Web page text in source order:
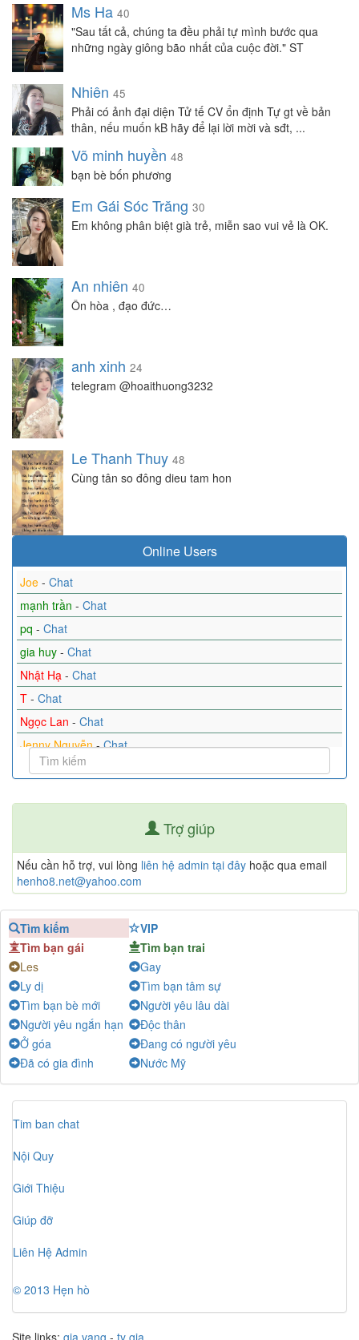
Ms Ha 40
"Sau tất cả, chúng ta đều phải tự mình bước qua
những ngày giông bão nhất của cuộc đời." ST
Nhiên 45
Phải có ảnh đại diện Tử tế CV ổn định Tự gt về bản
thân, nếu muốn kB hãy để lại lời mời và sđt, ...
Võ minh huyền 48
bạn bè bốn phương
Em Gái Sóc Trăng 30
Em không phân biệt già trẻ, miễn sao vui vẻ là OK.
An nhiên 40
Ôn hòa , đạo đức…
anh xinh 24
telegram @hoaithuong3232
Le Thanh Thuy 48
Cùng tân so đông dieu tam hon
Online Users
Joe - Chat
mạnh trần - Chat
pq - Chat
gia huy - Chat
Nhật Hạ - Chat
T - Chat
Ngọc Lan - Chat
Jenny Nguyễn-Chat
Hoàng Nguyễn
NQH-Chat
Thu-Chat
Nguyễn Duy-Chat
Như Mai-
hạ long_quảng ninh
-Chat
Văn Sơn-Chat
Noname- Chat
N V N
The end-Chat
nguyentuan
Trợ giúp
Nếu cần hỗ trợ, vui lòng liên hệ admin tại đây hoặc qua email
henho8.net@yahoo.com
Tìm kiếm
VIP
Tìm bạn gái
Tìm bạn trai
Les
Gay
Ly dị
Tìm bạn tâm sự
Tìm bạn bè mới
Người yêu lâu dài
Người yêu ngắn hạn
Độc thân
Ở góa
Đang có người yêu
Đã có gia đình
Nước Mỹ
Tim ban chat
Nội Quy
Giới Thiệu
Giúp đỡ
Liên Hệ Admin
© 2013 Hẹn hò
Site links: gia vang - ty gia